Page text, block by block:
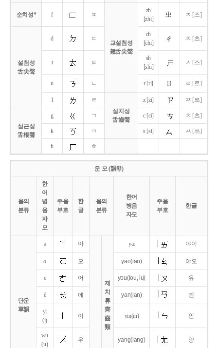
순치성* f ㅍ
교설첨성
翹舌尖聲
zh
[zhi]
ㅈ [즈]
설첨성
舌尖聲
d ㄷ
ch
[chi]
ㅊ [츠]
t ㅌ
sh
[shi]
ㅅ [스]
n ㄴ r [ri] ㄖ ㄹ [르]
l
ㄹ
설치성
舌齒聲
z [zi] ㅉ [쯔]
설근성
舌根聲
g ㄱ c [ci] ㅊ [츠]
k ㅋ s [si] ㅆ [쓰]
h ㅎ
운 모 (韻母)
음의
분류
한
어
병
음
자
모
주음
부호
한
글
음의
분류
한어
병음
자모
주음
부호
한글
단운
單韻
a 아
제
치
류
齊
齒
類
yai 야이
o 오 yao(iao) 야오
e 어 you(iou,iu) 유
ê 에 yan(ian) 옌
yi
(i)
이 yin(in) 인
wu
(u)
우 yang(iang) 양